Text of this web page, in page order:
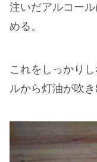
注いだアルコー
める。
これをしっかり
ルから灯油が吹